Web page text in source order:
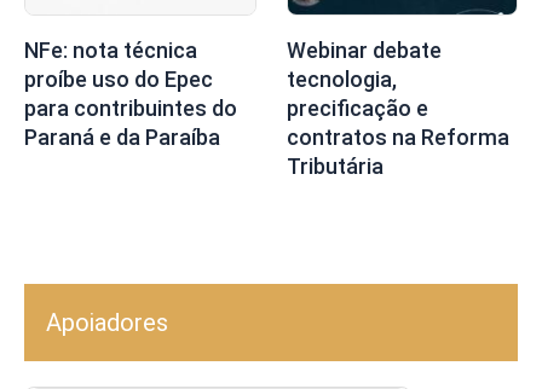
NFe: nota técnica
proíbe uso do Epec
para contribuintes do
Paraná e da Paraíba
Webinar debate
tecnologia,
precificação e
contratos na Reforma
Tributária
Apoiadores